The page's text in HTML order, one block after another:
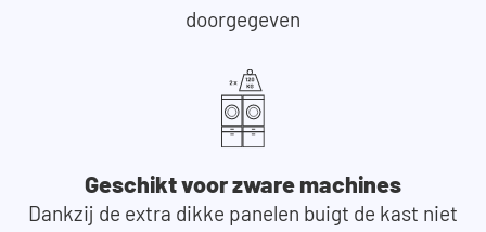
doorgegeven
Geschikt voor zware machines
Dankzij de extra dikke panelen buigt de kast niet